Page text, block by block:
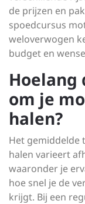
de prijzen en
spoedcursus
weloverwogen
budget en
om je
halen?
Het gemiddelde
halen varieert
waaronder je
hoe snel je de
krijgt. Bij een